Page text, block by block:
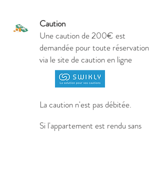
Caution
Une caution de 200€ est
demandée pour toute réservation
via le site de caution en ligne
La caution n'est pas débitée.
Si l'appartement est rendu sans